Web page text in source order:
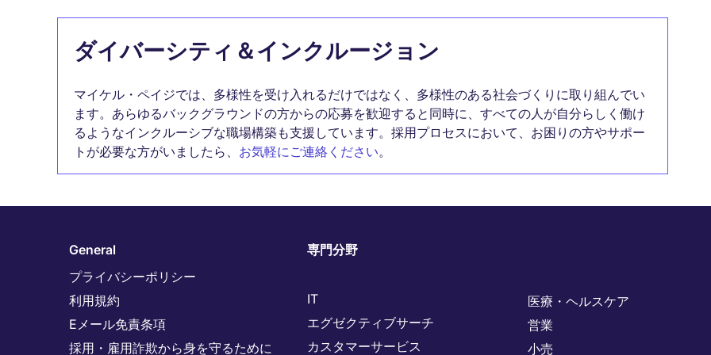
ダイバーシティ＆インクルージョン
マイケル・ペイジでは、多様性を受け入れるだけではなく、多様性のある社会づくりに取り組んでい
ます。あらゆるバックグラウンドの方からの応募を歓迎すると同時に、すべての人が自分らしく働け
るようなインクルーシブな職場構築も支援しています。採用プロセスにおいて、お困りの方やサポー
トが必要な方がいましたら、 お気軽にご連絡ください。
General
プライバシーポリシー
利用規約
Eメール免責条項
採用・雇用詐欺から身を守るために
専門分野
IT
エグゼクティブサーチ
カスタマーサービス
医療・ヘルスケア
営業
小売